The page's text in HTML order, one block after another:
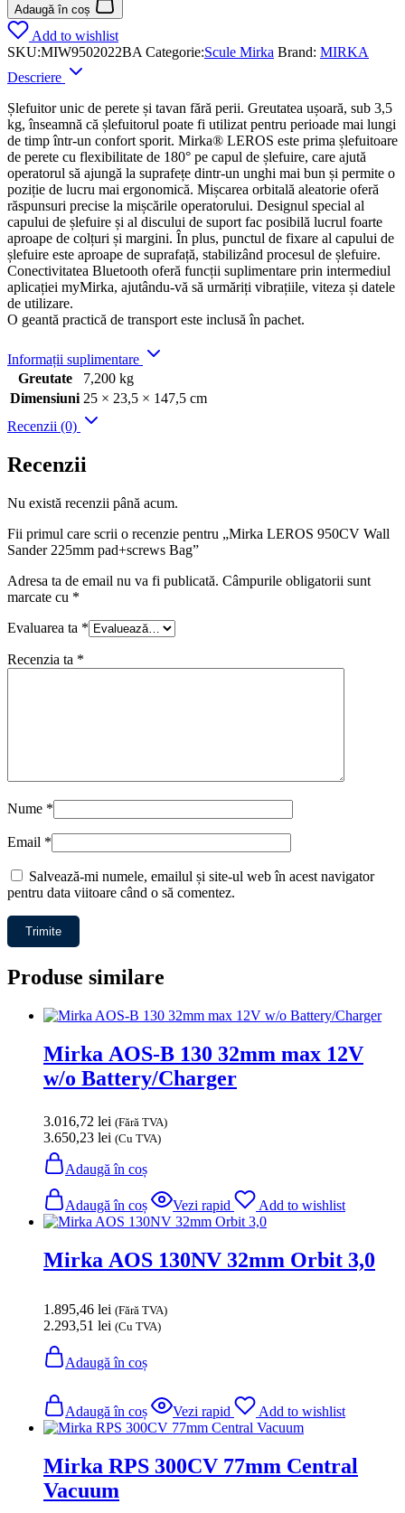
Adaugă în coș
Add to wishlist
SKU:MIW9502022BA Categorie:Scule Mirka Brand: MIRKA
Descriere
Șlefuitor unic de perete și tavan fără perii. Greutatea ușoară, sub 3,5
kg, înseamnă că șlefuitorul poate fi utilizat pentru perioade mai lungi
de timp într-un confort sporit. Mirka® LEROS este prima șlefuitoare
de perete cu flexibilitate de 180° pe capul de șlefuire, care ajută
operatorul să ajungă la suprafețe dintr-un unghi mai bun și permite o
poziție de lucru mai ergonomică. Mișcarea orbitală aleatorie oferă
răspunsuri precise la mișcările operatorului. Designul special al
capului de șlefuire și al discului de suport fac posibilă lucrul foarte
aproape de colțuri și margini. În plus, punctul de fixare al capului de
șlefuire este aproape de suprafață, stabilizând procesul de șlefuire.
Conectivitatea Bluetooth oferă funcții suplimentare prin intermediul
aplicației myMirka, ajutându-vă să urmăriți vibrațiile, viteza și datele
de utilizare.
O geantă practică de transport este inclusă în pachet.
Informații suplimentare
Greutate
7,200 kg
Dimensiuni 25 × 23,5 × 147,5 cm
Recenzii (0)
Recenzii
Nu există recenzii până acum.
Fii primul care scrii o recenzie pentru „Mirka LEROS 950CV Wall
Sander 225mm pad+screws Bag”
Adresa ta de email nu va fi publicată. Câmpurile obligatorii sunt
marcate cu *
Evaluarea ta *
Recenzia ta *
Nume *
Email *
Salvează-mi numele, emailul și site-ul web în acest navigator
pentru data viitoare când o să comentez.
Produse similare
Mirka AOS-B 130 32mm max 12V
w/o Battery/Charger
3.016,72 lei (Fără TVA)
3.650,23 lei (Cu TVA)
Adaugă în coș
Adaugă în coș Vezi rapid Add to wishlist
Mirka AOS 130NV 32mm Orbit 3,0
1.895,46 lei (Fără TVA)
2.293,51 lei (Cu TVA)
Adaugă în coș
Adaugă în coș Vezi rapid Add to wishlist
Mirka RPS 300CV 77mm Central
Vacuum